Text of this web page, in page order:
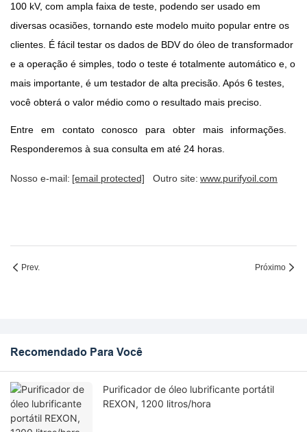
100 kV, com ampla faixa de teste, podendo ser usado em
diversas ocasiões, tornando este modelo muito popular entre os
clientes. É fácil testar os dados de BDV do óleo de transformador
e a operação é simples, todo o teste é totalmente automático e, o
mais importante, é um testador de alta precisão. Após 6 testes,
você obterá o valor médio como o resultado mais preciso.
Entre em contato conosco para obter mais informações.
Responderemos à sua consulta em até 24 horas.
Nosso e-mail: [email protected] Outro site: www.purifyoil.com
Prev. Próximo
Recomendado Para Você
Purificador de óleo lubrificante portátil
REXON, 1200 litros/hora